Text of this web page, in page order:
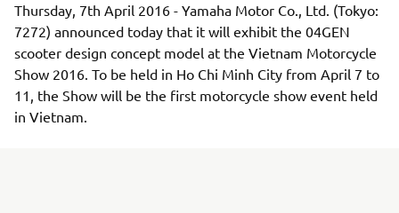
Thursday, 7th April 2016 - Yamaha Motor Co., Ltd. (Tokyo:
7272) announced today that it will exhibit the 04GEN
scooter design concept model at the Vietnam Motorcycle
Show 2016. To be held in Ho Chi Minh City from April 7 to
11, the Show will be the first motorcycle show event held
in Vietnam.